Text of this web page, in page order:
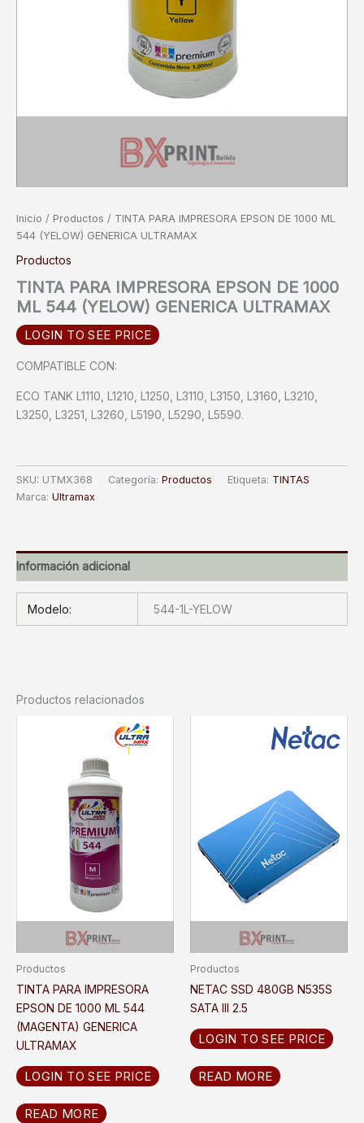
Inicio / Productos / TINTA PARA IMPRESORA EPSON DE 1000 ML
544 (YELOW) GENERICA ULTRAMAX
Productos
TINTA PARA IMPRESORA EPSON DE 1000
ML 544 (YELOW) GENERICA ULTRAMAX
LOGIN TO SEE PRICE
COMPATIBLE CON:
ECO TANK L1110, L1210, L1250, L3110, L3150, L3160, L3210,
L3250, L3251, L3260, L5190, L5290, L5590.
SKU: UTMX368 Categoría: Productos Etiqueta: TINTAS
Marca: Ultramax
Información adicional
Modelo: 544-1L-YELOW
Productos relacionados
Productos
TINTA PARA IMPRESORA
EPSON DE 1000 ML 544
(MAGENTA) GENERICA
ULTRAMAX
LOGIN TO SEE PRICE
READ MORE
Productos
NETAC SSD 480GB N535S
SATA III 2.5
LOGIN TO SEE PRICE
READ MORE